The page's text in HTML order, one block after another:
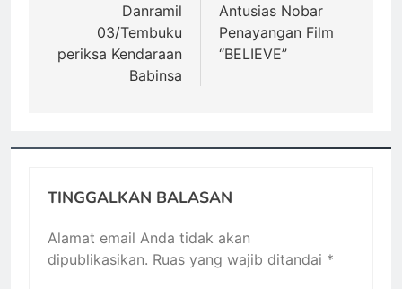
Danramil
03/Tembuku
periksa Kendaraan
Babinsa
Antusias Nobar
Penayangan Film
“BELIEVE”
TINGGALKAN BALASAN
Alamat email Anda tidak akan
dipublikasikan. Ruas yang wajib ditandai *